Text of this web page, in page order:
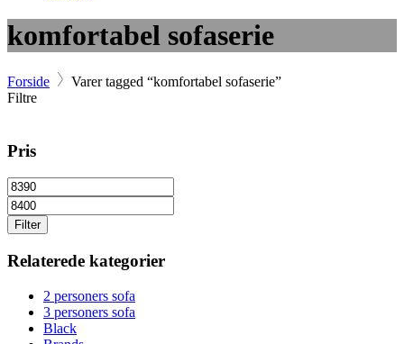
komfortabel sofaserie
Forside
Varer tagged “komfortabel sofaserie”
Filtre
Pris
Filter
Relaterede kategorier
2 personers sofa
3 personers sofa
Black